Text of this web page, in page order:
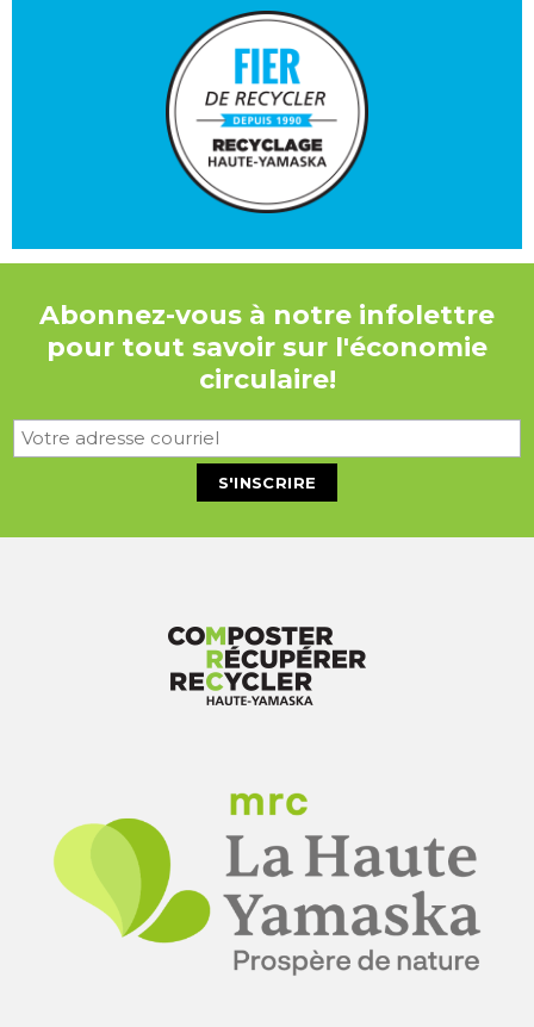
Abonnez-vous à notre infolettre
pour tout savoir sur l'économie
circulaire!